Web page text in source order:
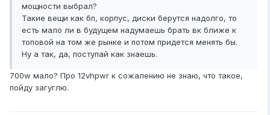
мощности выбрал?
Такие вещи как бп, корпус, диски берутся надолго, то
есть мало ли в будущем надумаешь брать вк ближе к
топовой на том же рынке и потом придется менять бы.
Ну а так, да, поступай как знаешь.
700w мало? Про 12vhpwr к сожалению не знаю, что такое,
пойду загуглю.